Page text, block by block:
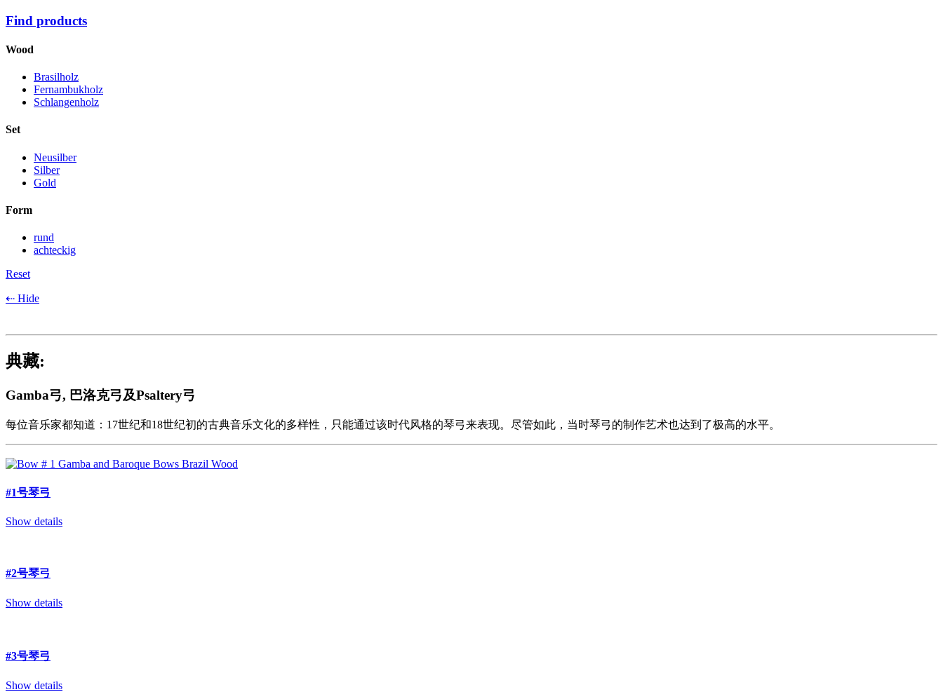
Find products
Wood
Brasilholz
Fernambukholz
Schlangenholz
Set
Neusilber
Silber
Gold
Form
rund
achteckig
Reset
⇠ Hide
典藏:
Gamba弓, 巴洛克弓及Psaltery弓
每位音乐家都知道：17世纪和18世纪初的古典音乐文化的多样性，只能通过该时代风格的琴弓来表现。尽管如此，当时琴弓的制作艺术也达到了极高的水平。
#1号琴弓
Show details
#2号琴弓
Show details
#3号琴弓
Show details